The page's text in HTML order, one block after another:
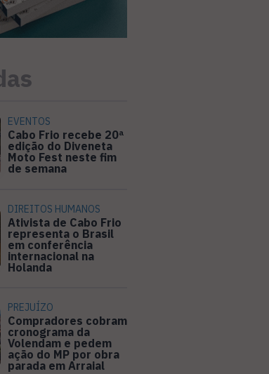
EVENTOS
Cabo Frio recebe 20ª
edição do Diveneta
Moto Fest neste fim
de semana
DIREITOS HUMANOS
Ativista de Cabo Frio
representa o Brasil
em conferência
internacional na
Holanda
PREJUÍZO
Compradores cobram
cronograma da
Volendam e pedem
ação do MP por obra
parada em Arraial